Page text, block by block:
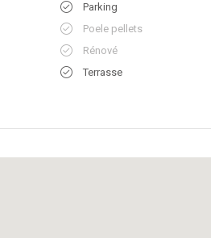
Parking
Poele pellets
Rénové
Terrasse